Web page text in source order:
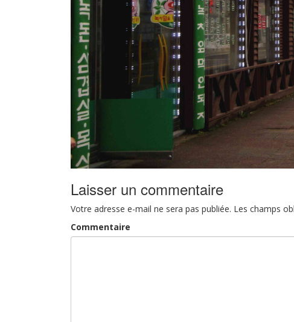
Laisser un commentaire
Votre adresse e-mail ne sera pas publiée. Les champs
Commentaire